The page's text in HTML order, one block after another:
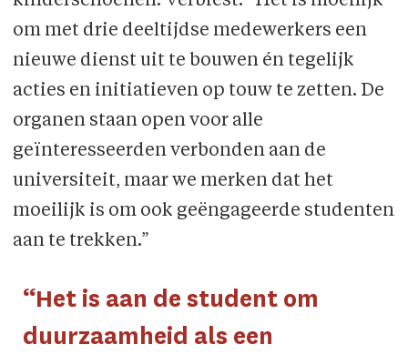
om met drie deeltijdse medewerkers een
nieuwe dienst uit te bouwen én tegelijk
acties en initiatieven op touw te zetten. De
organen staan open voor alle
geïnteresseerden verbonden aan de
universiteit, maar we merken dat het
moeilijk is om ook geëngageerde studenten
aan te trekken.”
“Het is aan de student om
duurzaamheid als een